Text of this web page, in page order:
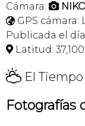
Cámara: 
 GPS cámara:
Publicada el
 Latitud:
H El Tiempo
Fotografías